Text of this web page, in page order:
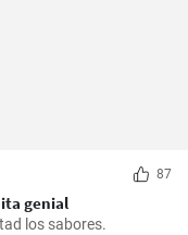
87
genial
los sabores.